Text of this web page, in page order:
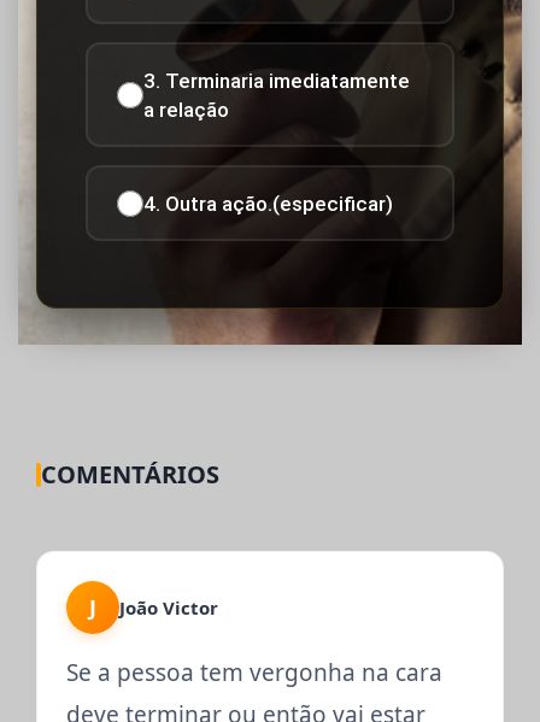
3. Terminaria imediatamente
a relação
4. Outra ação.(especificar)
COMENTÁRIOS
J João Victor
Se a pessoa tem vergonha na cara
deve terminar ou então vai estar